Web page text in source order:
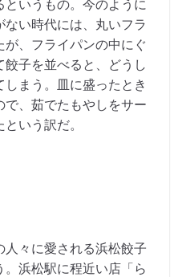
いうもの。今のように
い時代には、丸いフラ
、フライパンの中にぐ
子を並べると、どうし
まう。皿に盛ったとき
、茹でたもやしをサー
いう訳だ。
々に愛される浜松餃子
浜松駅に程近い店「ら